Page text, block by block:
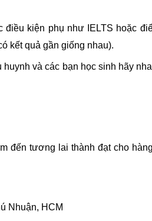
kiện phụ như IELTS hoặc
kết quả gần giống nhau).
và các bạn học sinh hãy
đến tương lai thành đạt cho
Nhuận, HCM